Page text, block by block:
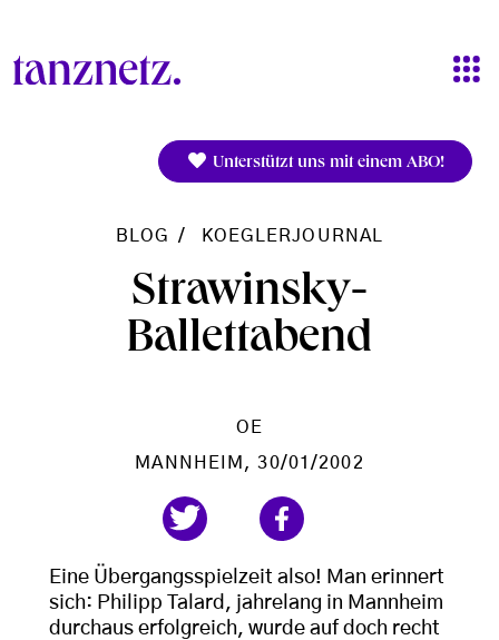
Unterstützt uns mit einem ABO!
BLOG KOEGLERJOURNAL
Strawinsky-
Ballettabend
OE
MANNHEIM , 30/01/2002
Eine Übergangsspielzeit also! Man erinnert
sich: Philipp Talard, jahrelang in Mannheim
durchaus erfolgreich, wurde auf doch recht